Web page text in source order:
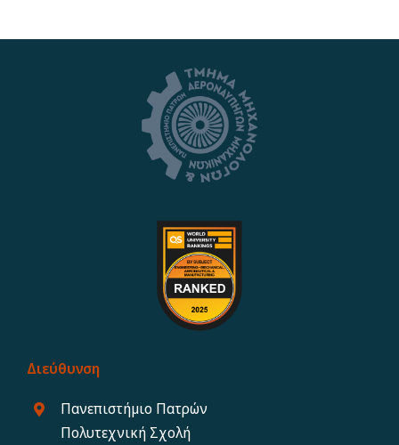
Διεύθυνση
Πανεπιστήμιο Πατρών
Πολυτεχνική Σχολή